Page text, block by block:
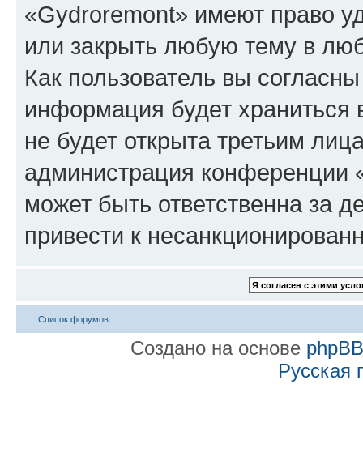
«Gydroremont» имеют право
или закрыть любую тему в
Как пользователь вы
информация будет
не будет открыта третьим
администрация конференции
может быть ответственна за
привести к
Список форумов
Создано на основе phpBB
Русская